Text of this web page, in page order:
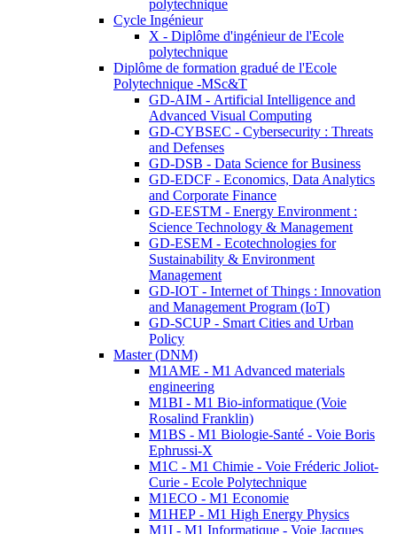
polytechnique
Cycle Ingénieur
X - Diplôme d'ingénieur de l'Ecole
polytechnique
Diplôme de formation gradué de l'Ecole
Polytechnique -MSc&T
GD-AIM - Artificial Intelligence and
Advanced Visual Computing
GD-CYBSEC - Cybersecurity : Threats
and Defenses
GD-DSB - Data Science for Business
GD-EDCF - Economics, Data Analytics
and Corporate Finance
GD-EESTM - Energy Environment :
Science Technology & Management
GD-ESEM - Ecotechnologies for
Sustainability & Environment
Management
GD-IOT - Internet of Things : Innovation
and Management Program (IoT)
GD-SCUP - Smart Cities and Urban
Policy
Master (DNM)
M1AME - M1 Advanced materials
engineering
M1BI - M1 Bio-informatique (Voie
Rosalind Franklin)
M1BS - M1 Biologie-Santé - Voie Boris
Ephrussi-X
M1C - M1 Chimie - Voie Fréderic Joliot-
Curie - Ecole Polytechnique
M1ECO - M1 Economie
M1HEP - M1 High Energy Physics
M1I - M1 Informatique - Voie Jacques